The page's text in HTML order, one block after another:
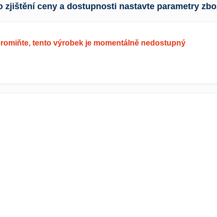
zjištění ceny a dostupnosti nastavte parametry
tento výrobek je momentálně nedostupný